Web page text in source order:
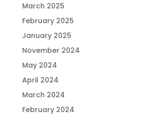
March 2025
February 2025
January 2025
November 2024
May 2024
April 2024
March 2024
February 2024